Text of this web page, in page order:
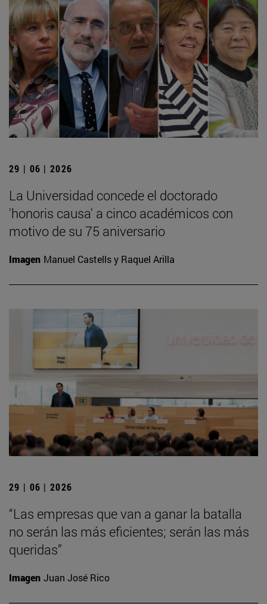
29 | 06 | 2026
La Universidad concede el doctorado
'honoris causa' a cinco académicos con
motivo de su 75 aniversario
Imagen Manuel Castells y Raquel Arilla
29 | 06 | 2026
“Las empresas que van a ganar la batalla
no serán las más eficientes; serán las más
queridas”
Imagen Juan José Rico